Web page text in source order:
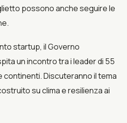
possono anche seguire le
startup, il Governo
un incontro tra i leader di 55
Discuteranno il tema
su clima e resilienza ai